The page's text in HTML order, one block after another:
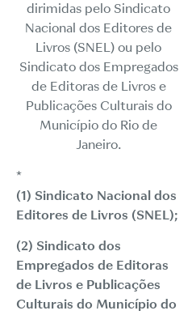
dirimidas pelo Sindicato
Nacional dos Editores de
Livros (SNEL) ou pelo
Sindicato dos Empregados
de Editoras de Livros e
Publicações Culturais do
Município do Rio de
Janeiro.
*
(1) Sindicato Nacional dos
Editores de Livros (SNEL);
(2) Sindicato dos
Empregados de Editoras
de Livros e Publicações
Culturais do Município do